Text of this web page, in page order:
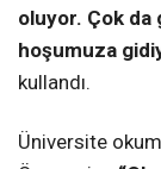
oluyor. Çok
hoşumuza
kullandı.
Üniversite